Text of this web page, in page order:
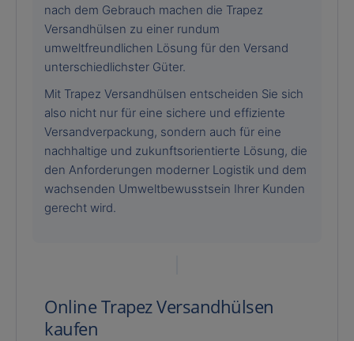
nach dem Gebrauch machen die Trapez
Versandhülsen zu einer rundum
umweltfreundlichen Lösung für den Versand
unterschiedlichster Güter.
Mit Trapez Versandhülsen entscheiden Sie sich
also nicht nur für eine sichere und effiziente
Versandverpackung, sondern auch für eine
nachhaltige und zukunftsorientierte Lösung, die
den Anforderungen moderner Logistik und dem
wachsenden Umweltbewusstsein Ihrer Kunden
gerecht wird.
Online Trapez Versandhülsen
kaufen